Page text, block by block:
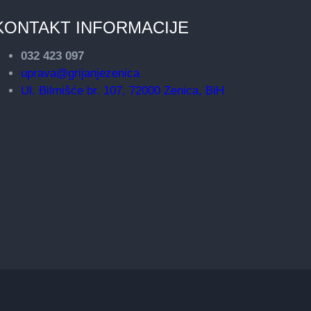
INFORMACIJE
032 423 097
uprava@grijanjezenica
Ul. Bilmišće br. 107, 72000 Zenica, BiH